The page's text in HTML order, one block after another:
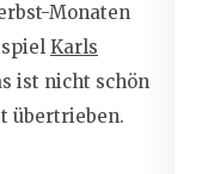
Monaten
Karls
ist nicht schön
übertrieben.